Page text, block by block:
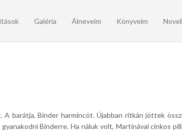
Galéria Álneveim Könyveim
A barátja, Binder harmincöt. Újabban ritkán jöttek
Binderre.Ha náluk volt, Martinával cinkos